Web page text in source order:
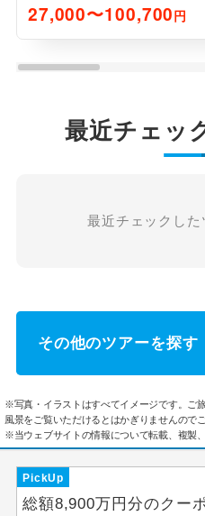
27,000〜100,700円
最近チェッ
最近チェックし
その他のツアーを探す
※写真・イラストはすべてイメージです。ご
風景をご覧いただけるとはかぎりませんので
※当ウェブサイトの情報について転載、複製
PickUp
総額8,900万円分のクー